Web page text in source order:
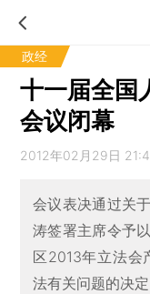
政经
十一届全国
会议闭幕
2012年02月29日
会议表决通过关
涛签署主席令予
区2013年立法会
法有关问题的决